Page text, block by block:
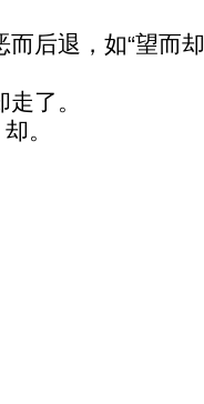
后退，如“望而
了。
。